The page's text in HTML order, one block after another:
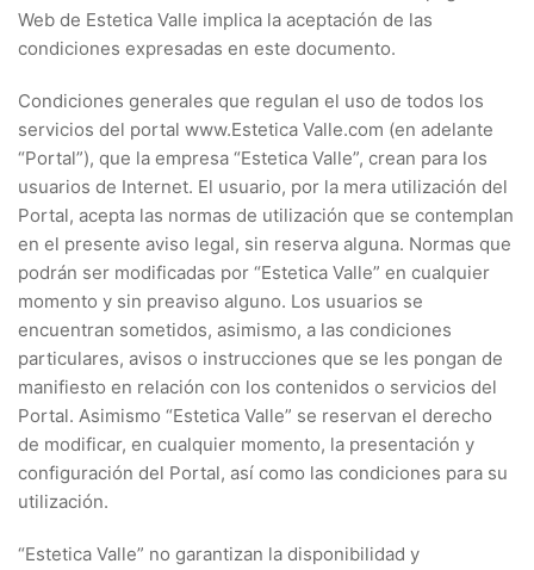
Web de Estetica Valle implica la aceptación de las
condiciones expresadas en este documento.
Condiciones generales que regulan el uso de todos los
servicios del portal www.Estetica Valle.com (en adelante
“Portal”), que la empresa “Estetica Valle”, crean para los
usuarios de Internet. El usuario, por la mera utilización del
Portal, acepta las normas de utilización que se contemplan
en el presente aviso legal, sin reserva alguna. Normas que
podrán ser modificadas por “Estetica Valle” en cualquier
momento y sin preaviso alguno. Los usuarios se
encuentran sometidos, asimismo, a las condiciones
particulares, avisos o instrucciones que se les pongan de
manifiesto en relación con los contenidos o servicios del
Portal. Asimismo “Estetica Valle” se reservan el derecho
de modificar, en cualquier momento, la presentación y
configuración del Portal, así como las condiciones para su
utilización.
“Estetica Valle” no garantizan la disponibilidad y